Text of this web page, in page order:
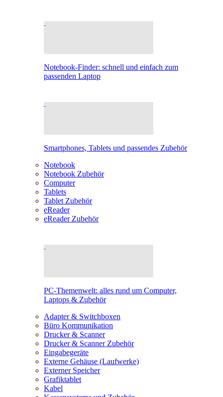
Notebook-Finder: schnell und einfach zum
passenden Laptop
Smartphones, Tablets und passendes Zubehör
Notebook
Notebook Zubehör
Computer
Tablets
Tablet Zubehör
eReader
eReader Zubehör
PC-Themenwelt: alles rund um Computer,
Laptops & Zubehör
Adapter & Switchboxen
Büro Kommunikation
Drucker & Scanner
Drucker & Scanner Zubehör
Eingabegeräte
Externe Gehäuse (Laufwerke)
Externer Speicher
Grafiktablet
Kabel